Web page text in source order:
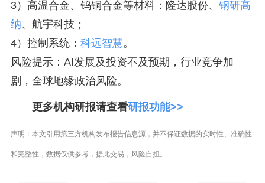
3）高温合金、钨铜合金等材料：隆达股份、 钢研高
纳、航宇科技；
4）控制系统： 科远智慧。
风险提示：AI发展及投资不及预期，行业竞争加
剧，全球地缘政治风险。
更多机构研报请查看研报功能>>
声明：本文引用第三方机构发布报告信息源，并不保证数据的实时性、准确性
和完整性，数据仅供参考，据此交易，风险自担。